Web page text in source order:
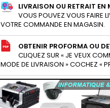
LIVRAISON OU RETRAIT EN
VOUS POUVEZ VOUS FAIRE
VOTRE COMMANDE EN MAGASIN.
OBTENIR PROFORMA OU
CLIQUEZ SUR « JE VEUX
MODE DE LIVRAISON » COCHEZ «